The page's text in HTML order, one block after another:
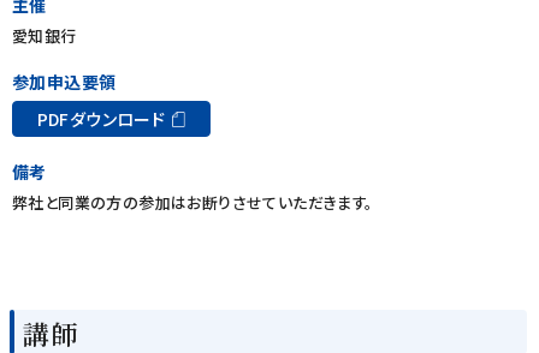
主催
愛知銀行
参加申込要領
PDFダウンロード
備考
弊社と同業の方の参加はお断りさせていただきます。
講師